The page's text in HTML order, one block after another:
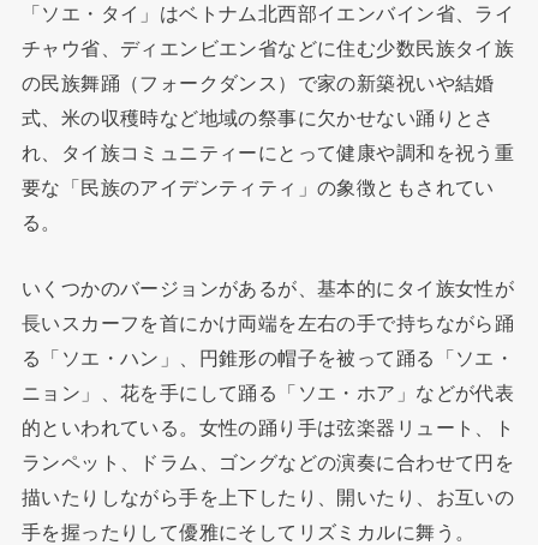
「ソエ・タイ」はベトナム北西部イエンバイン省、ライ
チャウ省、ディエンビエン省などに住む少数民族タイ族
の民族舞踊（フォークダンス）で家の新築祝いや結婚
式、米の収穫時など地域の祭事に欠かせない踊りとさ
れ、タイ族コミュニティーにとって健康や調和を祝う重
要な「民族のアイデンティティ」の象徴ともされてい
る。
いくつかのバージョンがあるが、基本的にタイ族女性が
長いスカーフを首にかけ両端を左右の手で持ちながら踊
る「ソエ・ハン」、円錐形の帽子を被って踊る「ソエ・
ニョン」、花を手にして踊る「ソエ・ホア」などが代表
的といわれている。女性の踊り手は弦楽器リュート、ト
ランペット、ドラム、ゴングなどの演奏に合わせて円を
描いたりしながら手を上下したり、開いたり、お互いの
手を握ったりして優雅にそしてリズミカルに舞う。